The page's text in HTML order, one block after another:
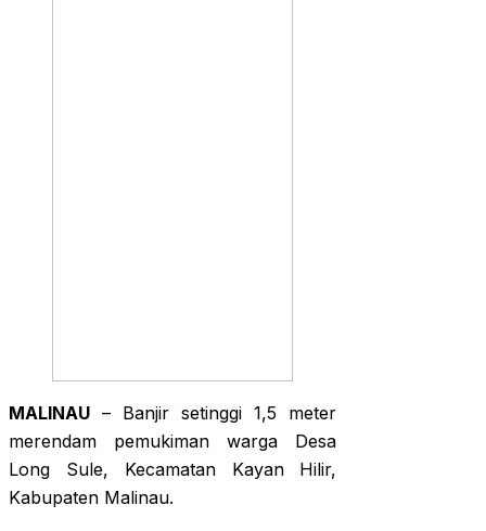
MALINAU – Banjir setinggi 1,5 meter
merendam pemukiman warga Desa
Long Sule, Kecamatan Kayan Hilir,
Kabupaten Malinau.